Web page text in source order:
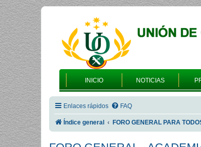
INICIO NOTICIAS
Enlaces rápidos FAQ
Índice general FORO GENERAL PARA